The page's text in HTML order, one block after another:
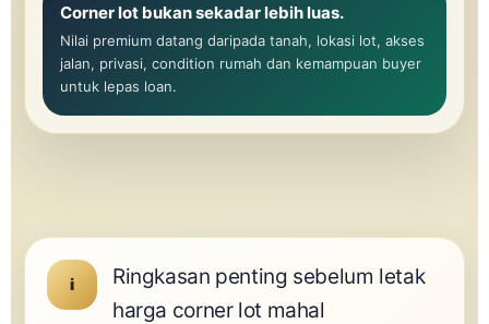
Corner lot bukan sekadar lebih luas.
Nilai premium datang daripada tanah, lokasi lot, akses
jalan, privasi, condition rumah dan kemampuan buyer
untuk lepas loan.
i
Ringkasan penting sebelum letak
harga corner lot mahal